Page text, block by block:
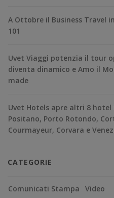
A Ottobre il Business Travel
101
Uvet Viaggi potenzia il tour
diventa dinamico e Amo il
made
Uvet Hotels apre altri 8
Positano, Porto Rotondo,
Courmayeur, Corvara e
CATEGORIE
Comunicati Stampa Video